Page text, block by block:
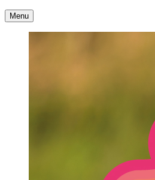
Accueil
Menu Contact